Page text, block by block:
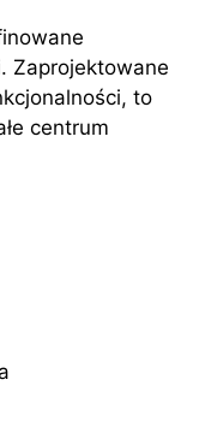
Zaprojektowane
to
centrum